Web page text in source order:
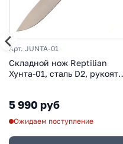
Арт. JUNTA-01
Складной нож Reptilian
Хунта-01, сталь D2, рукоять
5 990 руб
Ожидаем поступление